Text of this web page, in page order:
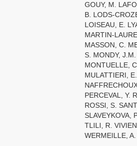
GOUY, M.
B. LODS-
LOISEAU, E.
MARTIN-
MASSON, C.
S. MONDY,
MONTUELLE,
MULATTIERI, E.
PERCEVAL, Y.
ROSSI, S.
SLAVEYKOVA,
TLILI, R.
WERMEILLE, A.